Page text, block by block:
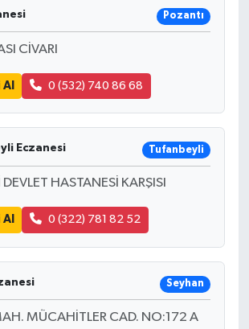
Pozantı
CİVARI
0 (532) 740 86 68
Eczanesi Tufanbeyli
HASTANESİ KARŞISI
0 (322) 781 82 52
Seyhan
MÜCAHİTLER CAD. NO:172 A